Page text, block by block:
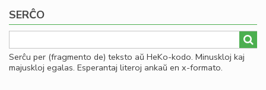
SERĈO
Serĉu per (fragmento de) teksto aŭ HeKo-kodo. Minuskloj kaj
majuskloj egalas. Esperantaj literoj ankaŭ en x-formato.